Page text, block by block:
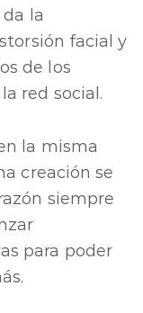
la
facial y
de los
red social.
la misma
creación se
siempre
para poder